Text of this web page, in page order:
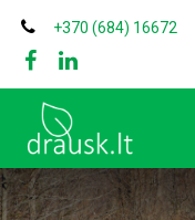
+370 (684) 16672